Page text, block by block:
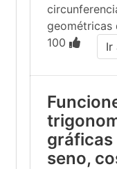
geométricas
100
Ir
gráficas
seno,